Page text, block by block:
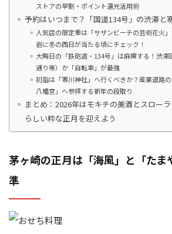
ストアの早割・ポイント還元活用術
予約はいつまで？「国道134号」の渋滞と
人気店の限定重は「サザンビーチの芸術花火
岩に冬の西日が当たる頃にチェック！
大晦日の「鉄砲道・134号」は麻痺する！渋
通り等）か「自転車」が最強
初詣は「寒川神社」へ行くべきか？産業道路
八幡宮」へ参拝する新年の段取り
まとめ：2026年はモキチの美酒とスロー
らしい粋な正月を迎えよう
茅ヶ崎の正月は「海風」と「たま
準